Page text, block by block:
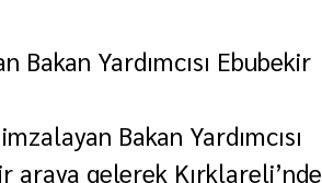
Bakan Yardımcısı Ebubekir
Bakan Yardımcısı
araya gelerek Kırklareli’nde